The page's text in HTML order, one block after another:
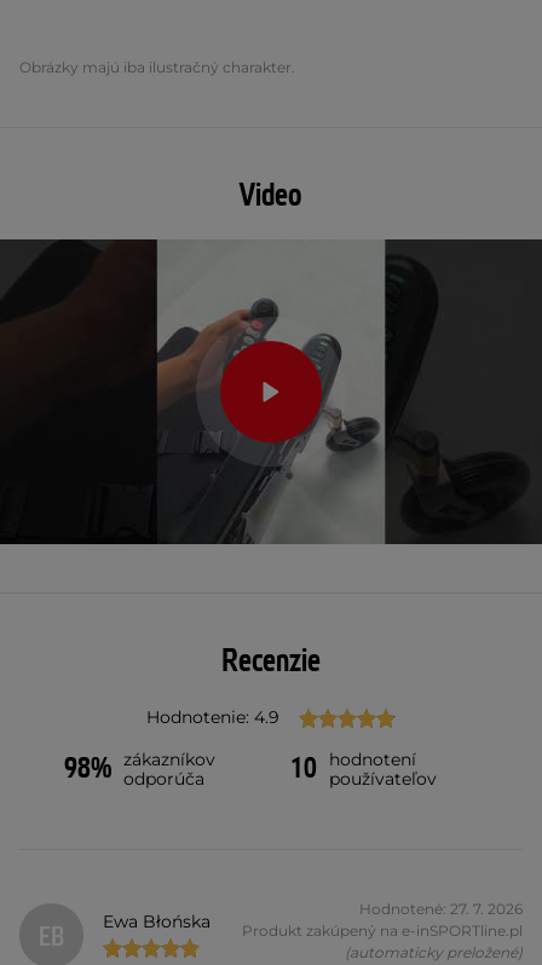
Obrázky majú iba ilustračný charakter.
Video
Recenzie
Hodnotenie: 4.9
98% zákazníkov
odporúča
10
hodnotení
používateľov
EB Ewa Błońska
Hodnotené: 27. 7. 2026
Produkt zakúpený na e-inSPORTline.pl
(automaticky preložené)